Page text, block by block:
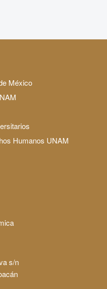
México
Humanos UNAM
s/n